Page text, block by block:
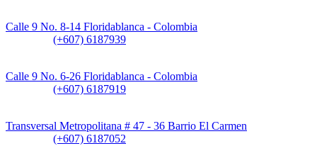
Calle 9 No. 8-14 Floridablanca - Colombia
(+607) 6187939
Calle 9 No. 6-26 Floridablanca - Colombia
(+607) 6187919
Transversal Metropolitana # 47 - 36 Barrio El Carmen
(+607) 6187052